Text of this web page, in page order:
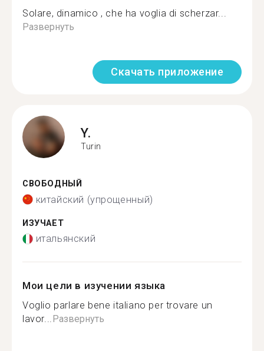
Solare, dinamico , che ha voglia di scherzar...
Развернуть
Скачать приложение
Y.
Turin
СВОБОДНЫЙ
китайский (упрощенный)
ИЗУЧАЕТ
итальянский
Мои цели в изучении языка
Voglio parlare bene italiano per trovare un
lavor...Развернуть